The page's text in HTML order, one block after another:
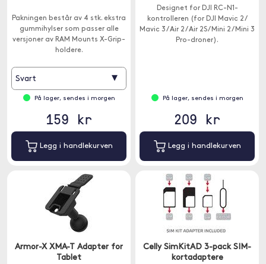
Pakningen består av 4 stk. ekstra
gummihylser som passer alle
versjoner av RAM Mounts X-Grip-
holdere.
Svart ▾
På lager, sendes i morgen
159 kr
Legg i handlekurven
Designet for DJI RC-N1-
kontrolleren (for DJI Mavic 2 /
Mavic 3 / Air 2 / Air 2S / Mini 2 / Mini 3
Pro-droner).
På lager, sendes i morgen
209 kr
Legg i handlekurven
Armor-X XMA-T Adapter for
Tablet
Celly SimKitAD 3-pack SIM-
kortadaptere